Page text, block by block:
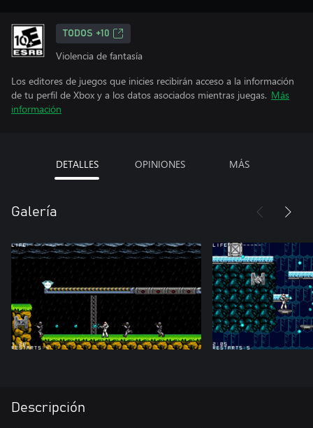
TODOS +10
Violencia de fantasía
Los editores de juegos que inicies recibirán acceso a la información
de tu perfil de Xbox y a los datos asociados mientras juegas. Más
información
DETALLES OPINIONES MÁS
Galería
Descripción